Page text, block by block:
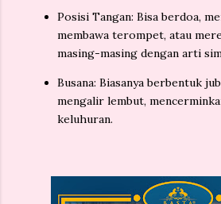
Posisi Tangan: Bisa berdoa,
membawa terompet, atau
masing-masing dengan arti
Busana: Biasanya berbentuk
mengalir lembut,
keluhuran.